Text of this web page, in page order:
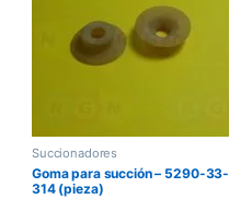
Succionadores
Goma para succión – 5290-33-
314 (pieza)